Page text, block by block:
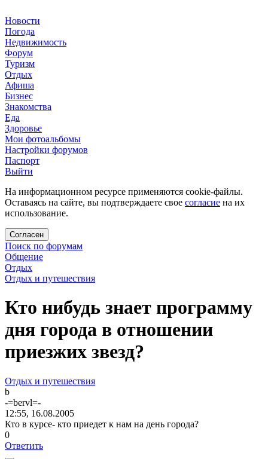
Новости
Погода
Недвижимость
Форум
Туризм
Отдых
Афиша
Бизнес
Знакомства
Еда
Здоровье
Мои фотоальбомы
Настройки форумов
Паспорт
Выйти
На информационном ресурсе применяются cookie-файлы.
Оставаясь на сайте, вы подтверждаете свое согласие на их
использование.
Согласен
Поиск по форумам
Общение
Отдых
Отдых и путешествия
Кто нибудь знает программу
дня города в отношении
приезжих звезд?
Отдых и путешествия
b
-=bervl=-
12:55, 16.08.2005
Кто в курсе- кто приедет к нам на день города?
0
Ответить